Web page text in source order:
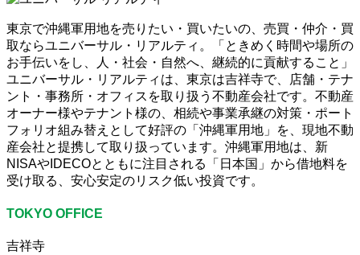
東京で沖縄軍用地を売りたい・買いたいの、売買・仲介・買
取ならユニバーサル・リアルティ。「ときめく時間や場所の
お手伝いをし、人・社会・自然へ、継続的に貢献すること」
ユニバーサル・リアルティは、東京は吉祥寺で、店舗・テナ
ント・事務所・オフィスを取り扱う不動産会社です。不動産
オーナー様やテナント様の、相続や事業承継の対策・ポート
フォリオ組み替えとして好評の「沖縄軍用地」を、現地不動
産会社と提携して取り扱っています。沖縄軍用地は、新
NISAやIDECOとともに注目される「日本国」から借地料を
受け取る、安心安定のリスク低い投資です。
TOKYO OFFICE
吉祥寺